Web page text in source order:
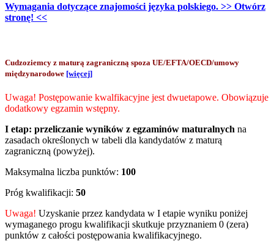
Wymagania dotyczące znajomości języka polskiego. >> Otwórz
stronę! <<
Cudzoziemcy z maturą zagraniczną spoza UE/EFTA/OECD/umowy
międzynarodowe [więcej]
Uwaga! Postępowanie kwalfikacyjne jest dwuetapowe. Obowiązuje
dodatkowy egzamin wstępny.
I etap: przeliczanie wyników z egzaminów maturalnych na
zasadach określonych w tabeli dla kandydatów z maturą
zagraniczną (powyżej).
Maksymalna liczba punktów: 100
Próg kwalifikacji: 50
Uwaga! Uzyskanie przez kandydata w I etapie wyniku poniżej
wymaganego progu kwalifikacji skutkuje przyznaniem 0 (zera)
punktów z całości postępowania kwalifikacyjnego.